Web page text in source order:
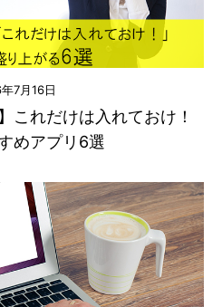
7月16日
これだけは入れておけ！
めアプリ6選